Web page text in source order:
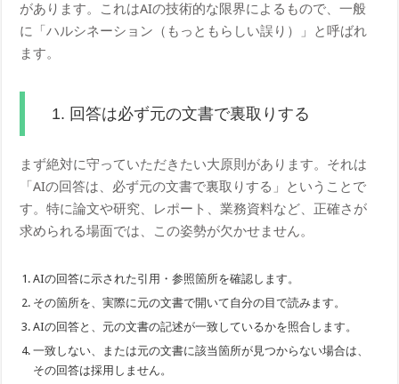
があります。これはAIの技術的な限界によるもので、一般
に「ハルシネーション（もっともらしい誤り）」と呼ばれ
ます。
1. 回答は必ず元の文書で裏取りする
まず絶対に守っていただきたい大原則があります。それは
「AIの回答は、必ず元の文書で裏取りする」ということで
す。特に論文や研究、レポート、業務資料など、正確さが
求められる場面では、この姿勢が欠かせません。
AIの回答に示された引用・参照箇所を確認します。
その箇所を、実際に元の文書で開いて自分の目で読みます。
AIの回答と、元の文書の記述が一致しているかを照合します。
一致しない、または元の文書に該当箇所が見つからない場合は、
その回答は採用しません。